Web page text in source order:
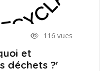
116 vues
et
déchets ?'